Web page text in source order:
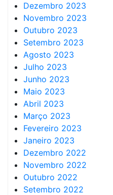
Dezembro 2023
Novembro 2023
Outubro 2023
Setembro 2023
Agosto 2023
Julho 2023
Junho 2023
Maio 2023
Abril 2023
Março 2023
Fevereiro 2023
Janeiro 2023
Dezembro 2022
Novembro 2022
Outubro 2022
Setembro 2022